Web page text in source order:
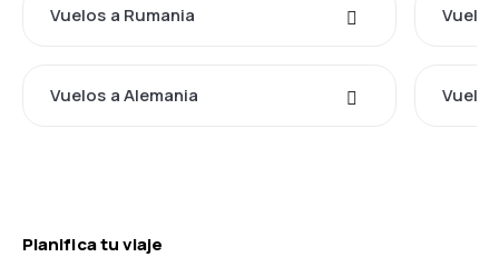
Vuelos a Rumania
Vuelos a Alemania
Planifica tu viaje